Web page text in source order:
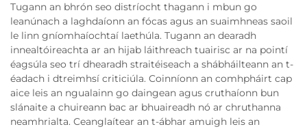
Tugann an bhrón seo distríocht thagann i mbun go
leanúnach a laghdaíonn an fócas agus an suaimhneas saoil
le linn gníomhaíochtaí laethúla. Tugann an dearadh
innealtóireachta ar an hijab láithreach tuairisc ar na pointí
éagsúla seo trí dhearadh straitéiseach a shábháilteann an t-
éadach i dtreimhsí criticiúla. Coinníonn an comhpháirt cap
aice leis an ngualainn go daingean agus cruthaíonn bun
slánaite a chuireann bac ar bhuaireadh nó ar chruthanna
neamhrialta. Ceanglaítear an t-ábhar amuigh leis an